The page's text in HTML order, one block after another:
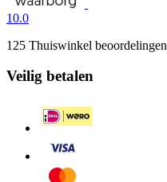
10.0
125 Thuiswinkel beoordelingen
Veilig betalen